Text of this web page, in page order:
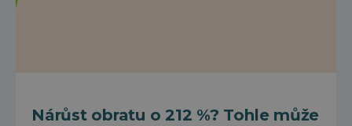
Nárůst obratu o 212 %? Tohle může